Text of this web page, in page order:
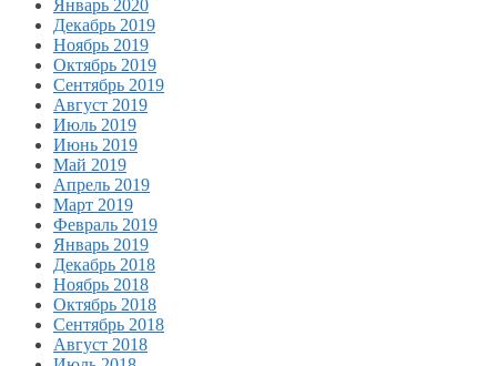
Январь 2020
Декабрь 2019
Ноябрь 2019
Октябрь 2019
Сентябрь 2019
Август 2019
Июль 2019
Июнь 2019
Май 2019
Апрель 2019
Март 2019
Февраль 2019
Январь 2019
Декабрь 2018
Ноябрь 2018
Октябрь 2018
Сентябрь 2018
Август 2018